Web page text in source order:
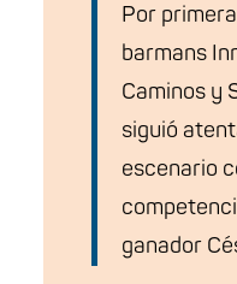
Por
barmans
Caminos y
siguió
escenario
ganador